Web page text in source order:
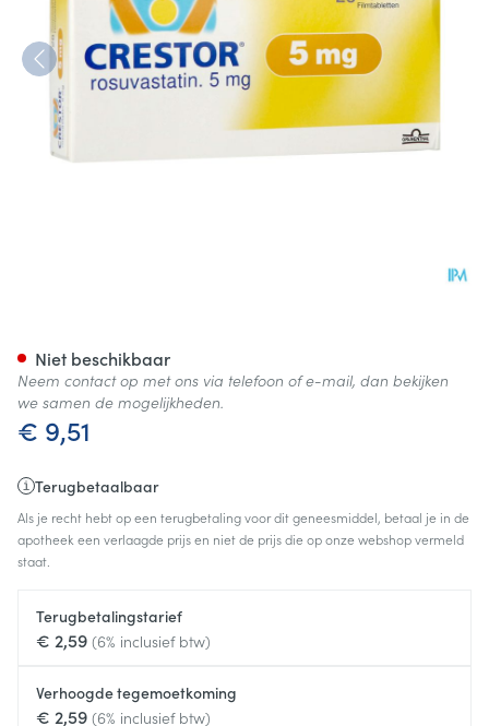
€ 9,51
Terugbetaalbaar
Als je recht hebt op een terugbetaling voor dit geneesmiddel, betaal je in de
apotheek een verlaagde prijs en niet de prijs die op onze webshop vermeld
staat.
Terugbetalingstarief
€ 2,59 (6% inclusief btw)
Verhoogde tegemoetkoming
€ 2,59 (6% inclusief btw)
Niet beschikbaar
Neem contact op met ons via telefoon of e-mail, dan bekijken
we samen de mogelijkheden.